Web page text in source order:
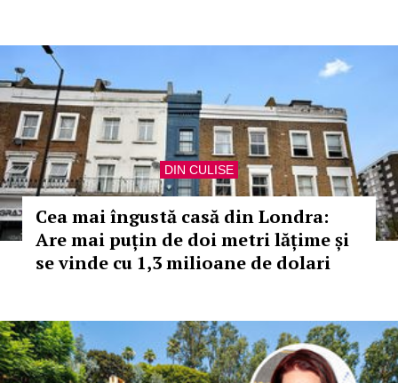
DIN CULISE
Cea mai îngustă casă din Londra:
Are mai puțin de doi metri lățime și
se vinde cu 1,3 milioane de dolari